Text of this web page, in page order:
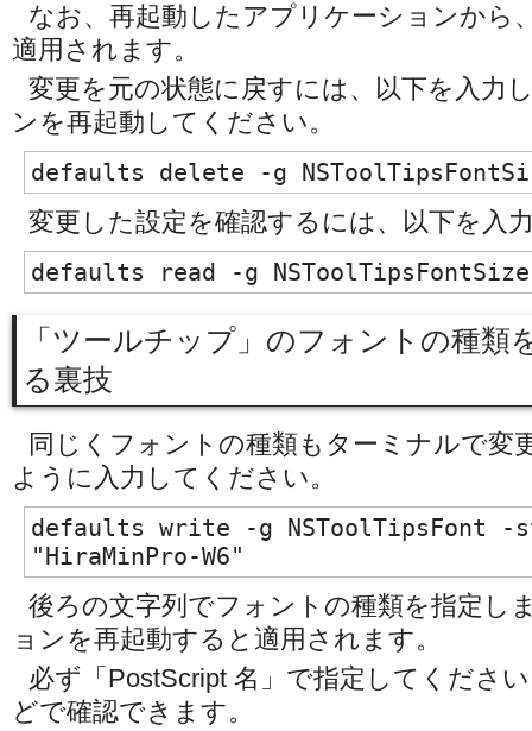
なお、再起動したアプリケーションから
適用されます。
変更を元の状態に戻すには、以下を入力
ンを再起動してください。
defaults delete -g
変更した設定を確認するには、以下を入
defaults read -g NSToolTipsFontSize
「ツールチップ」のフォントの種類
る裏技
同じくフォントの種類もターミナルで変
ように入力してください。
defaults write -g NSToolTipsFont -
"HiraMinPro-W6"
後ろの文字列でフォントの種類を指定し
ョンを再起動すると適用されます。
必ず「PostScript 名」で指定してくださ
どで確認できます。